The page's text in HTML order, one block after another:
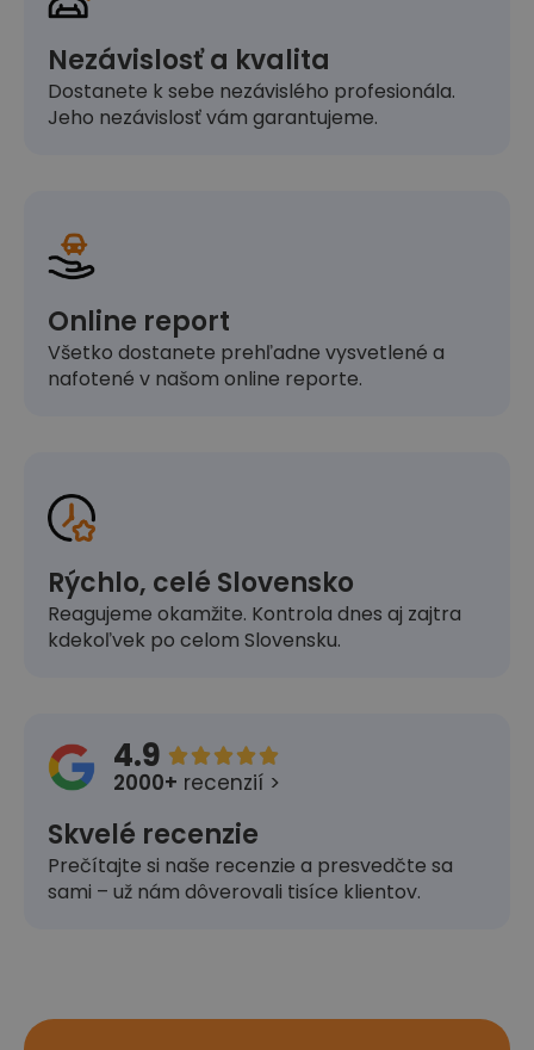
Nezávislosť a kvalita
Dostanete k sebe nezávislého profesionála.
Jeho nezávislosť vám garantujeme.
Online report
Všetko dostanete prehľadne vysvetlené a
nafotené v našom online reporte.
Rýchlo, celé Slovensko
Reagujeme okamžite. Kontrola dnes aj zajtra
kdekoľvek po celom Slovensku.
4.9 
2000+ recenzií >
Skvelé recenzie
Prečítajte si naše recenzie a presvedčte sa
sami – už nám dôverovali tisíce klientov.